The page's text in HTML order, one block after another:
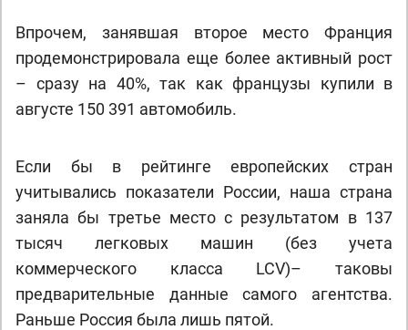
Впрочем, занявшая второе место Франция
продемонстрировала еще более активный рост
– сразу на 40%, так как французы купили в
августе 150 391 автомобиль.
Если бы в рейтинге европейских стран
учитывались показатели России, наша страна
заняла бы третье место с результатом в 137
тысяч легковых машин (без учета
коммерческого класса LCV)– таковы
предварительные данные самого агентства.
Раньше Россия была лишь пятой.